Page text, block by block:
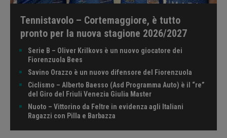
Tennistavolo – Cortemaggiore, è tutto
pronto per la nuova stagione 2026/2027
Serie B – Oliver Krilkovs è un nuovo giocatore dei
Fiorenzuola Bees
Savino Orazzo è un nuovo difensore del Fiorenzuola
Ciclismo – Alberto Baesso (Asd Programma Auto) è il “re”
del Giro del Friuli Venezia Giulia Master
Nuoto – Vittorino da Feltre in evidenza agli Italiani
Ragazzi con Pilla e Barbazza